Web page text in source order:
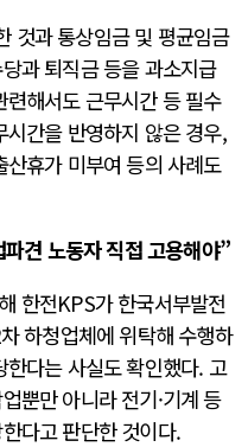
것과 통상임금 및 평균임금
과 퇴직금 등을 과소지급
해서도 근무시간 등 필수
간을 반영하지 않은 경우,
휴가 미부여 등의 사례도
견 노동자 직접 고용해야”
한전KPS가 한국서부발전
하청업체에 위탁해 수행하
다는 사실도 확인했다. 고
뿐만 아니라 전기·기계 등
다고 판단한 것이다.